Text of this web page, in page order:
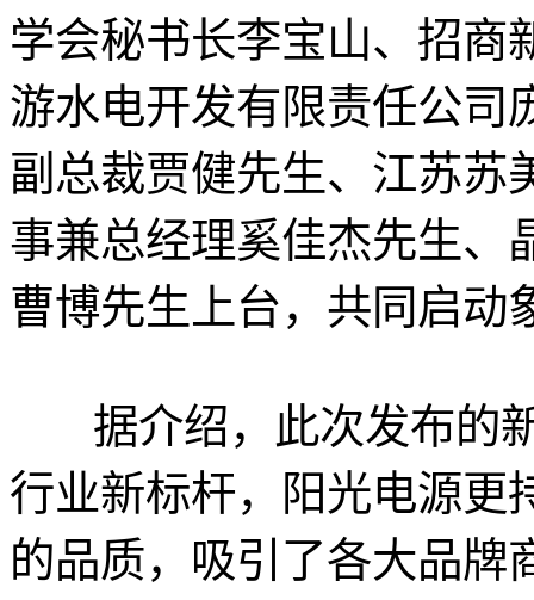
学会秘书长李宝山、招商
游水电开发有限责任公司
副总裁贾健先生、江苏苏
事兼总经理奚佳杰先生、
曹博先生上台，共同启动
据介绍，此次发布的新
行业新标杆，阳光电源更
的品质，吸引了各大品牌